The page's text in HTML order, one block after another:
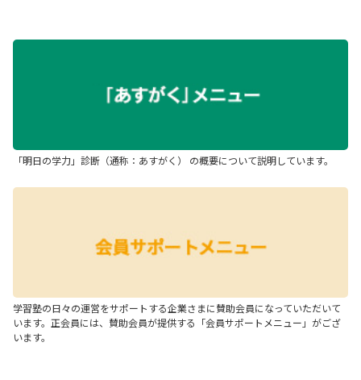
「明日の学力」診断（通称：あすがく） の概要について説明しています。
学習塾の日々の運営をサポートする企業さまに賛助会員になっていただいて
います。正会員には、賛助会員が提供する「会員サポートメニュー」がござ
います。